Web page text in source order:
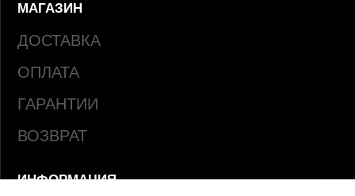
ИНФОРМАЦИЯ
МАГАЗИН
ДОСТАВКА
ОПЛАТА
ГАРАНТИИ
ВОЗВРАТ